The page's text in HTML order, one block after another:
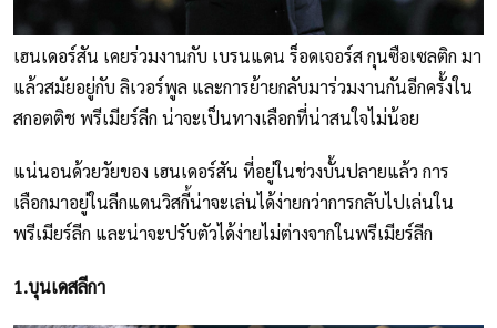
เฮนเดอร์สัน เคยร่วมงานกับ เบรนแดน ร็อดเจอร์ส กุนซือเซลติก มา
แล้วสมัยอยู่กับ ลิเวอร์พูล และการย้ายกลับมาร่วมงานกันอีกครั้งใน
สกอตติช พรีเมียร์ลีก น่าจะเป็นทางเลือกที่น่าสนใจไม่น้อย
แน่นอนด้วยวัยของ เฮนเดอร์สัน ที่อยู่ในช่วงบั้นปลายแล้ว การ
เลือกมาอยู่ในลีกแดนวิสกี้น่าจะเล่นได้ง่ายกว่าการกลับไปเล่นใน
พรีเมียร์ลีก และน่าจะปรับตัวได้ง่ายไม่ต่างจากในพรีเมียร์ลีก
1.บุนเดสลีกา